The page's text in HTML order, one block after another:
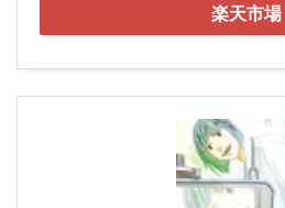
楽天市場